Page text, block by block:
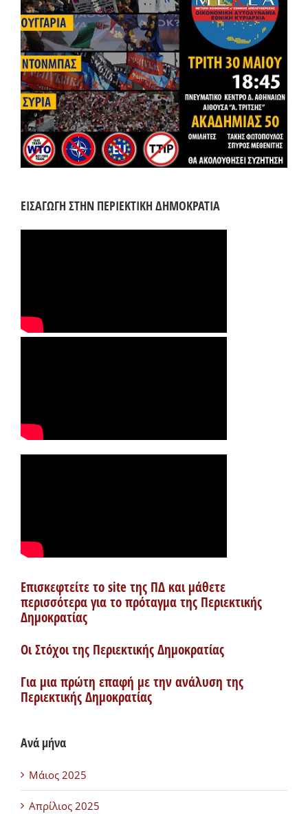
ΕΙΣΑΓΩΓΗ ΣΤΗΝ ΠΕΡΙΕΚΤΙΚΗ ΔΗΜΟΚΡΑΤΙΑ
Επισκεφτείτε το site της ΠΔ και μάθετε
περισσότερα για το πρόταγμα της Περιεκτικής
Δημοκρατίας
Οι Στόχοι της Περιεκτικής Δημοκρατίας
Για μια πρώτη επαφή με την ανάλυση της
Περιεκτικής Δημοκρατίας
Ανά μήνα
Μάιος 2025
Απρίλιος 2025